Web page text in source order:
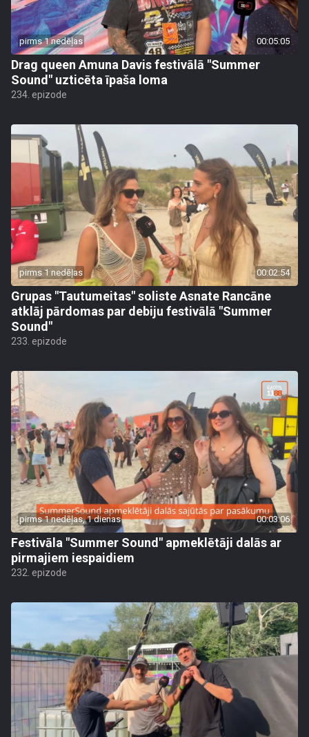
pirms 1 nedēļas 00:05:05
Drag queen Amuna Davis festivālā "Summer
Sound" uzticēta īpaša loma
234. epizode
pirms 1 nedēļas 00:02:54
Grupas "Tautumeitas" soliste Asnate Rancāne
atklāj pārdomas par debiju festivālā "Summer
Sound"
233. epizode
pirms 1 nedēļas, 1 dienas 00:03:06
Festivāla "Summer Sound" apmeklētāji dalās ar
pirmajiem iespaidiem
232. epizode